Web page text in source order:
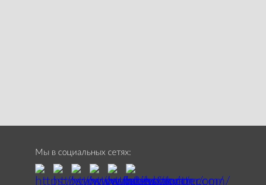
Мы в социальных сетях: